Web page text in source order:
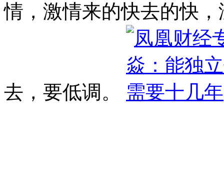
情，激情来的快去的快
去，要低调。